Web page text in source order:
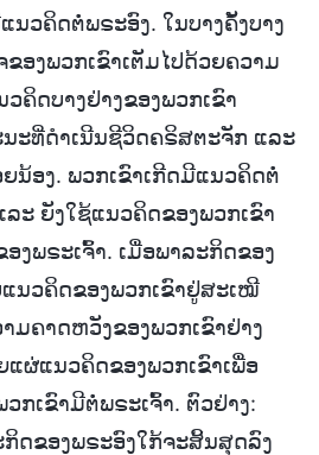
ນວຄິດຕໍ່ພຣະອົງ. ໃນບາງຄັ້ງບາງ
ອງພວກເຂົາເຕັມໄປດ້ວຍຄວາມ
ຄິດບາງຢ່າງຂອງພວກເຂົາ
ະທີ່ດຳເນີນຊີວິດຄຣິສຕະຈັກ ແລະ
ນ້ອງ. ພວກເຂົາເກີດມີແນວຄິດຕໍ່
ະ ຍັງໃຊ້ແນວຄິດຂອງພວກເຂົາ
ງພຣະເຈົ້າ. ເມື່ອພາລະກິດຂອງ
ນວຄິດຂອງພວກເຂົາຢູ່ສະເໝີ
ມຄາດຫວັງຂອງພວກເຂົາຢ່າງ
ແຜ່ແນວຄິດຂອງພວກເຂົາເພື່ອ
ກເຂົາມີຕໍ່ພຣະເຈົ້າ. ຕົວຢ່າງ:
ກິດຂອງພຣະອົງໃກ້ຈະສິ້ນສຸດລົງ